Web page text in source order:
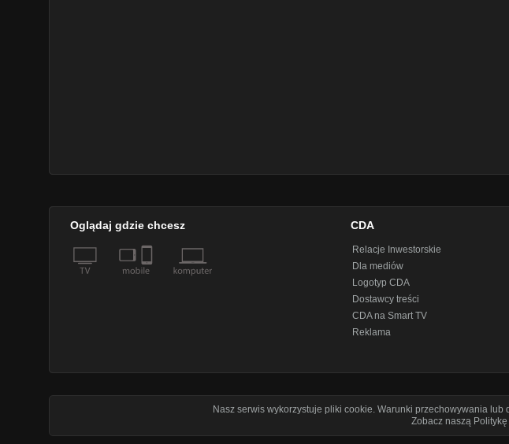
Oglądaj gdzie chcesz CDA
Relacje Inwestorskie
Dla mediów
Logotyp CDA
Dostawcy treści
CDA na Smart TV
Reklama
Nasz serwis wykorzystuje pliki cookie. Warunki przechowywania
Zobacz naszą